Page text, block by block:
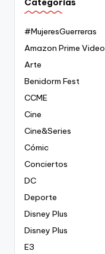
Categorías
#MujeresGuerreras
Amazon Prime Video
Arte
Benidorm Fest
CCME
Cine
Cine&Series
Cómic
Conciertos
DC
Deporte
Disney Plus
Disney Plus
E3